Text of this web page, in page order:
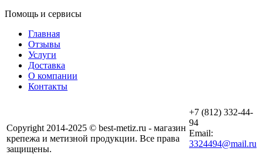
Помощь и сервисы
Главная
Отзывы
Услуги
Доставка
О компании
Контакты
Copyright 2014-2025 © best-metiz.ru - магазин
крепежа и метизной продукции. Все права
защищены.
+7 (812) 332-44-
94
Email:
3324494@mail.ru